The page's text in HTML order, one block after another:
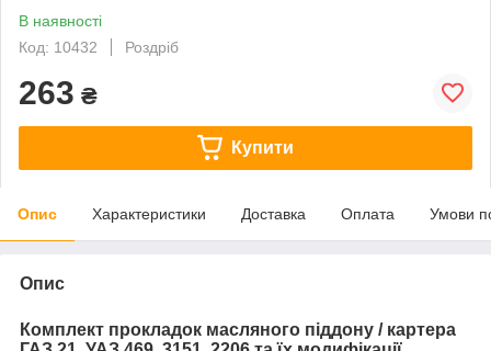
В наявності
Код: 10432
Роздріб
263 ₴
Купити
Опис Характеристики Доставка Оплата Умови
Опис
Комплект прокладок масляного піддону / картера